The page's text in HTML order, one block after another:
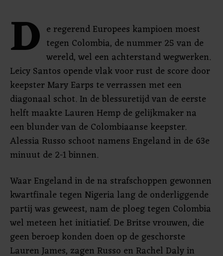
D e regerend Europees kampioen moest
tegen Colombia, de nummer 25 van de
wereld, wel een achterstand wegwerken.
Leicy Santos opende vlak voor rust de score door
keepster Mary Earps te verrassen met een
diagonaal schot. In de blessuretijd van de eerste
helft maakte Lauren Hemp de gelijkmaker na
een blunder van de Colombiaanse keepster.
Alessia Russo schoot namens Engeland in de 63e
minuut de 2-1 binnen.
Waar Engeland in de na strafschoppen gewonnen
kwartfinale tegen Nigeria lang de onderliggende
partij was geweest, nam de ploeg tegen Colombia
wel meteen het initiatief. De Britse vrouwen, die
geen beroep konden doen op de geschorste
Lauren James, zagen Russo en Rachel Daly in